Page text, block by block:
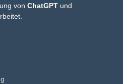
von ChatGPT und